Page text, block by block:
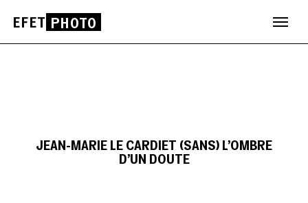
JEAN-MARIE LE CARDIET (SANS) L’OMBRE
D’UN DOUTE
EFET PHOTO